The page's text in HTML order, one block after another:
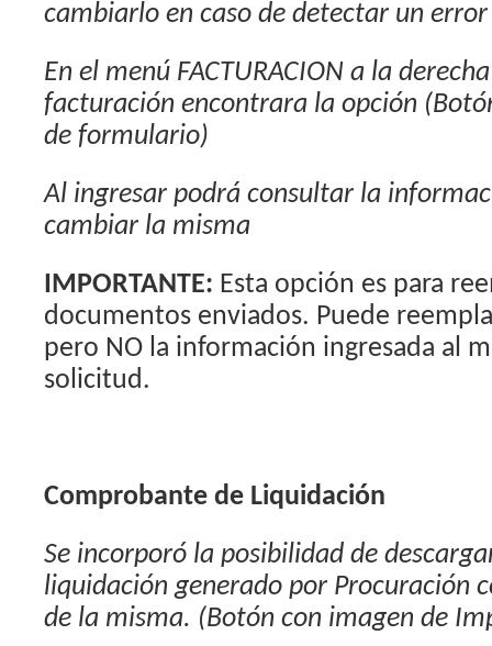
cambiarlo en caso de detectar un
En el menú FACTURACION a la
facturación encontrara la opción
de formulario)
Al ingresar podrá consultar la
cambiar la misma
IMPORTANTE: Esta opción es para
documentos enviados. Puede
pero NO la información ingresada al
solicitud.
Comprobante de Liquidación
Se incorporó la posibilidad de
liquidación generado por Procuración
de la misma. (Botón con imagen de